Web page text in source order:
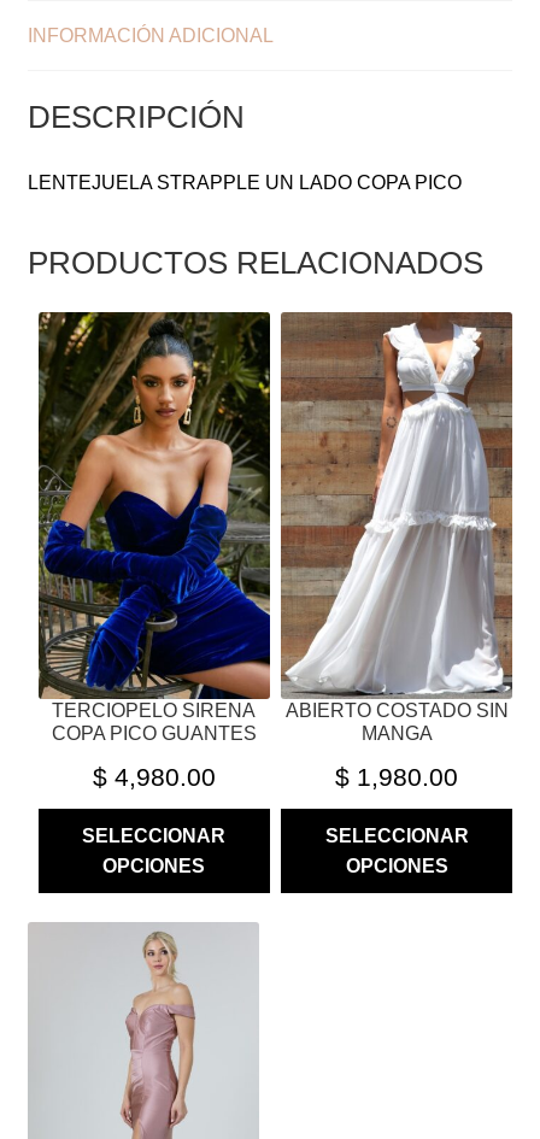
INFORMACIÓN ADICIONAL
DESCRIPCIÓN
LENTEJUELA STRAPPLE UN LADO COPA PICO
PRODUCTOS RELACIONADOS
TERCIOPELO SIRENA
COPA PICO GUANTES
$4,980.00
SELECCIONAR
OPCIONES
ESTE
PRODUCTO
TIENE
MÚLTIPLES
VARIANTES.
LAS
OPCIONES
SE
PUEDEN
ELEGIR
EN
LA
PÁGINA
DE
ABIERTO COSTADO SIN
MANGA
$ 1,980.00
SELECCIONAR
OPCIONES
ESTE
PRODUCTO
TIENE
MÚLTIPLES
VARIANTES.
LAS
OPCIONES
SE
PUEDEN
ELEGIR
EN
LA
PÁGINA
DE
MÚLTIPLES
VARIANTES.
OPCIONES